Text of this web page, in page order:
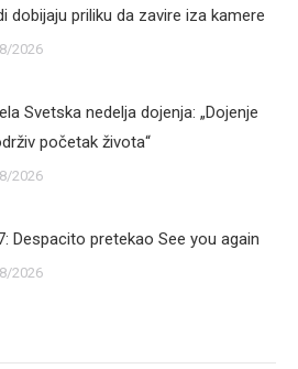
dobijaju priliku da zavire iza kamere
2026
Svetska nedelja dojenja: „Dojenje
početak života“
2026
Despacito pretekao See you again
2026